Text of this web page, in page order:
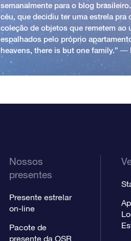
semanalmente para o blog
céu, que decidiu ter uma estrela pra
coleção de objetos que remetem ao
espalhados pelo próprio
heavens, there is but one family.” ―
Nossos
presentes
Presente estrelar
on-line
Pacote de
presente da OSR